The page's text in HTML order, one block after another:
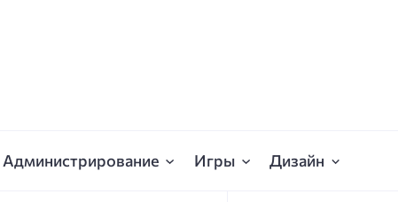
Администрирование Игры Дизайн